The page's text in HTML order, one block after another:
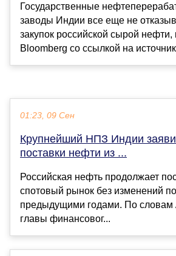
Государственные
заводы Индии все еще не
закупок российской сырой нефти,
Bloomberg со ссылкой на
01:23, 09 Сен
Крупнейший НПЗ Индии
поставки нефти из ...
Российская нефть продолжает
спотовый рынок без изменений
предыдущими годами. По
главы финансовог...